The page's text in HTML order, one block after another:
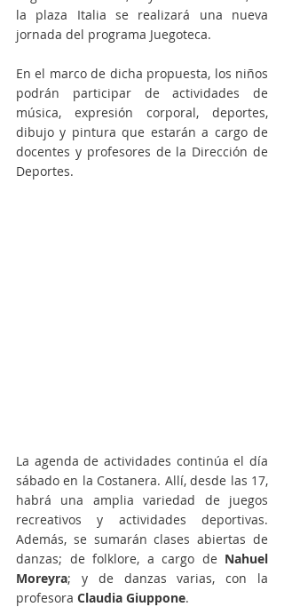
la plaza Italia se realizará una nueva
jornada del programa Juegoteca.
En el marco de dicha propuesta, los niños
podrán participar de actividades de
música, expresión corporal, deportes,
dibujo y pintura que estarán a cargo de
docentes y profesores de la Dirección de
Deportes.
La agenda de actividades continúa el día
sábado en la Costanera. Allí, desde las 17,
habrá una amplia variedad de juegos
recreativos y actividades deportivas.
Además, se sumarán clases abiertas de
danzas; de folklore, a cargo de Nahuel
Moreyra; y de danzas varias, con la
profesora Claudia Giuppone.